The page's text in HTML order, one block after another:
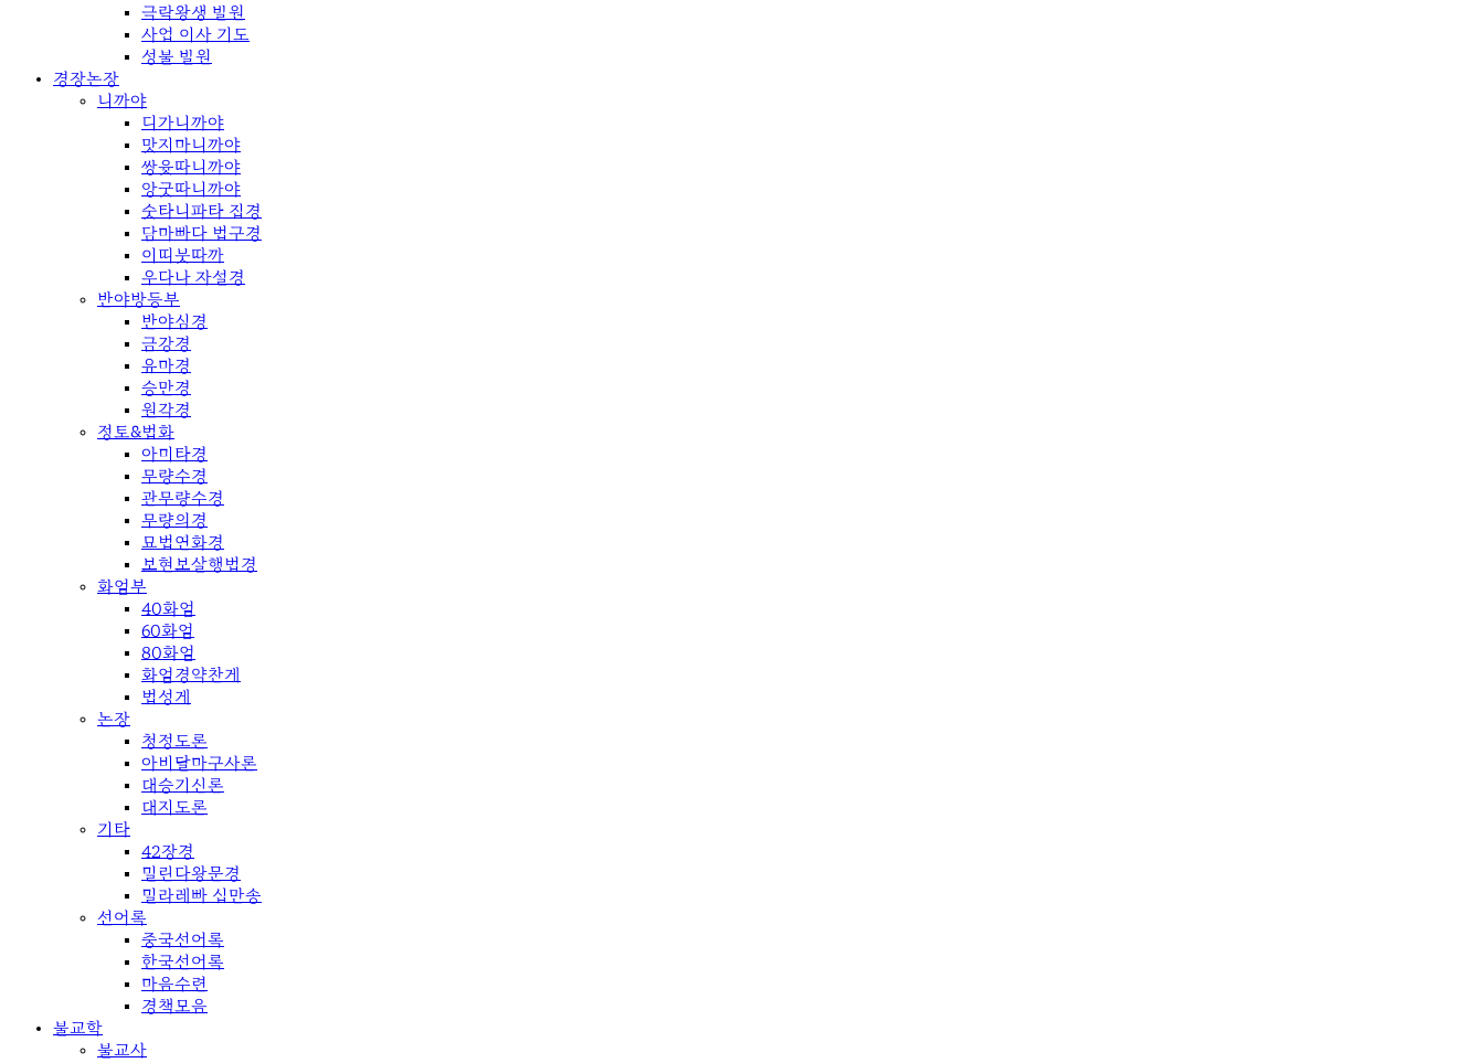
극락왕생 발원
사업 이사 기도
성불 발원
경장논장
니까야
디가니까야
맛지마니까야
쌍윳따니까야
앙굿따니까야
숫타니파타 집경
담마빠다 법구경
이띠붓따까
우다나 자설경
반야방등부
반야심경
금강경
유마경
승만경
원각경
정토&법화
아미타경
무량수경
관무량수경
무량의경
묘법연화경
보현보살행법경
화엄부
40화엄
60화엄
80화엄
화엄경약찬게
법성게
논장
청정도론
아비달마구사론
대승기신론
대지도론
기타
42장경
밀린다왕문경
밀라레빠 십만송
선어록
중국선어록
한국선어록
마음수련
경책모음
불교학
불교사